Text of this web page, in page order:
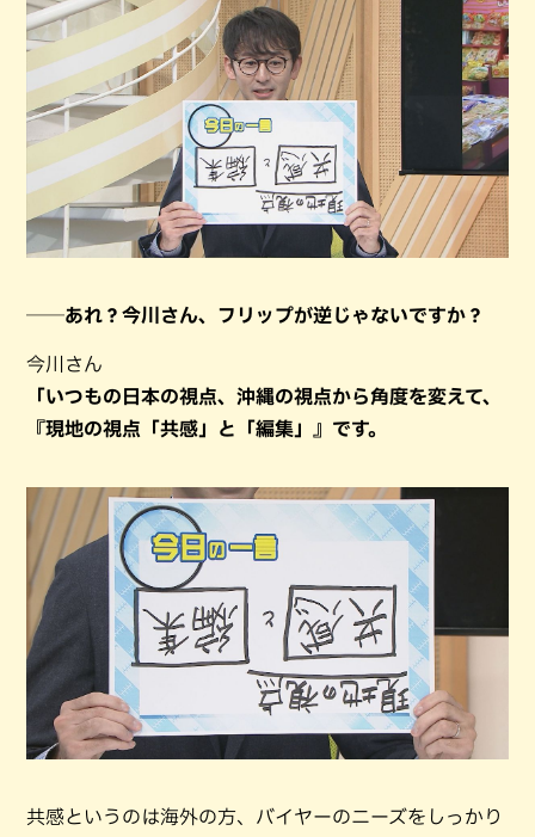
──あれ？今川さん、フリップが逆じゃないですか？
今川さん
「いつもの日本の視点、沖縄の視点から角度を変えて、
『現地の視点「共感」と「編集」』です。
共感というのは海外の方、バイヤーのニーズをしっかり